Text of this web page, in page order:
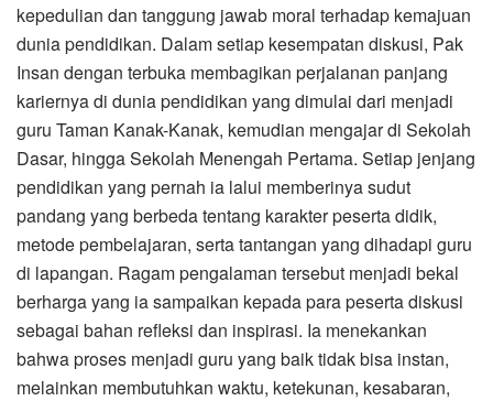
kepedulian dan tanggung jawab moral terhadap kemajuan
dunia pendidikan. Dalam setiap kesempatan diskusi, Pak
Insan dengan terbuka membagikan perjalanan panjang
kariernya di dunia pendidikan yang dimulai dari menjadi
guru Taman Kanak-Kanak, kemudian mengajar di Sekolah
Dasar, hingga Sekolah Menengah Pertama. Setiap jenjang
pendidikan yang pernah ia lalui memberinya sudut
pandang yang berbeda tentang karakter peserta didik,
metode pembelajaran, serta tantangan yang dihadapi guru
di lapangan. Ragam pengalaman tersebut menjadi bekal
berharga yang ia sampaikan kepada para peserta diskusi
sebagai bahan refleksi dan inspirasi. Ia menekankan
bahwa proses menjadi guru yang baik tidak bisa instan,
melainkan membutuhkan waktu, ketekunan, kesabaran,